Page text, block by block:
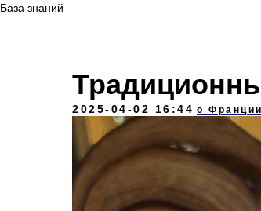
База знаний
2025-04-02 16:44 о Франции